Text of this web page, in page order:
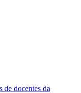
de docentes da